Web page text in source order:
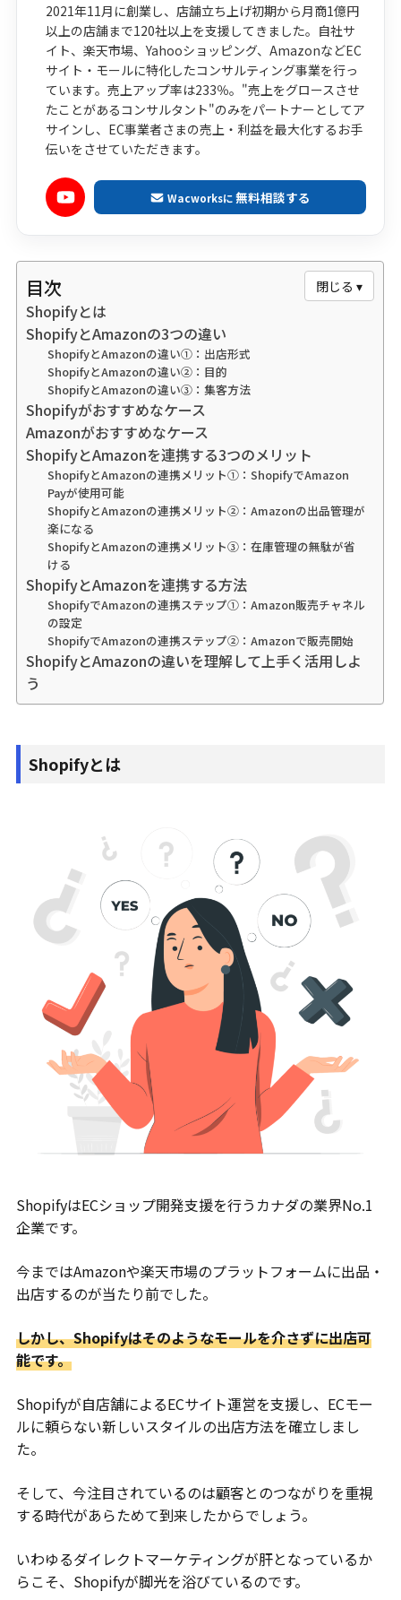
2021年11月に創業し、店舗立ち上げ初期から月商1億円
以上の店舗まで120社以上を支援してきました。自社サ
イト、楽天市場、Yahooショッピング、AmazonなどEC
サイト・モールに特化したコンサルティング事業を行っ
ています。売上アップ率は233％。"売上をグロースさせ
たことがあるコンサルタント"のみをパートナーとしてア
サインし、EC事業者さまの売上・利益を最大化するお手
伝いをさせていただきます。
Wacworksに無料相談する
目次 閉じる ▾
Shopifyとは
ShopifyとAmazonの3つの違い
ShopifyとAmazonの違い①：出店形式
ShopifyとAmazonの違い②：目的
ShopifyとAmazonの違い③：集客方法
Shopifyがおすすめなケース
Amazonがおすすめなケース
ShopifyとAmazonを連携する3つのメリット
ShopifyとAmazonの連携メリット①：ShopifyでAmazon
Payが使用可能
ShopifyとAmazonの連携メリット②：Amazonの出品管理が
楽になる
ShopifyとAmazonの連携メリット③：在庫管理の無駄が省
ける
ShopifyとAmazonを連携する方法
ShopifyでAmazonの連携ステップ①：Amazon販売チャネル
の設定
ShopifyでAmazonの連携ステップ②：Amazonで販売開始
ShopifyとAmazonの違いを理解して上手く活用しよ
う
Shopifyとは
ShopifyはECショップ開発支援を行うカナダの業界No.1
企業です。
今まではAmazonや楽天市場のプラットフォームに出品・
出店するのが当たり前でした。
しかし、Shopifyはそのようなモールを介さずに出店可
能です。
Shopifyが自店舗によるECサイト運営を支援し、ECモー
ルに頼らない新しいスタイルの出店方法を確立しまし
た。
そして、今注目されているのは顧客とのつながりを重視
する時代があらためて到来したからでしょう。
いわゆるダイレクトマーケティングが肝となっているか
らこそ、Shopifyが脚光を浴びているのです。